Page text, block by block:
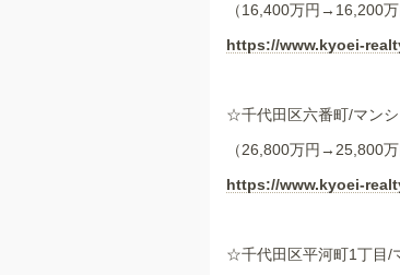
（16,400万円→16,200万
https://www.kyoei-
☆千代田区六番町/マン
（26,800万円→25,800万
https://www.kyoei-
☆千代田区平河町1丁目/